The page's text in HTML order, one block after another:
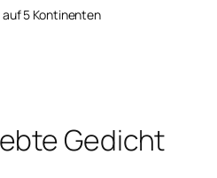
5 Kontinenten
Gedicht